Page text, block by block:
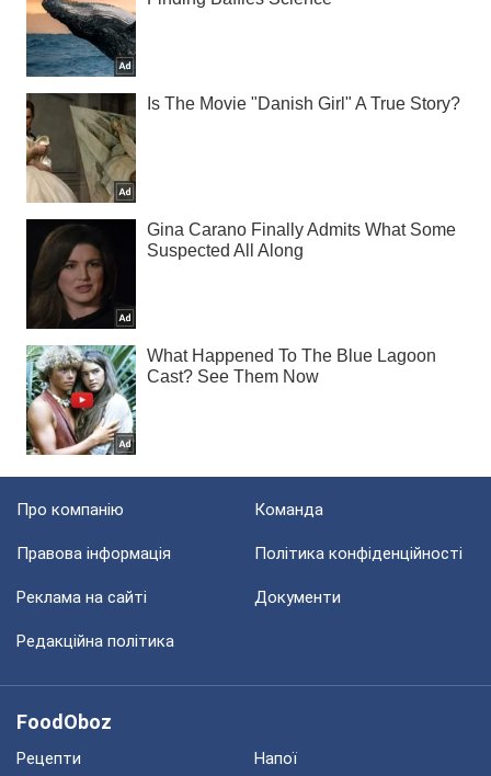
Про компанію Команда
Правова інформація Політика конфіденційності
Реклама на сайті Документи
Редакційна політика
FoodOboz
Рецепти Напої